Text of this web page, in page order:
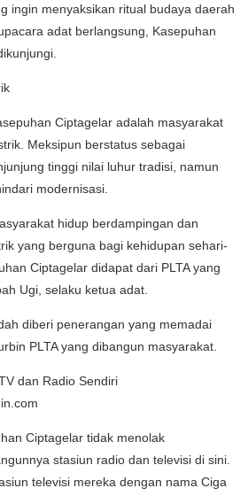
ingin menyaksikan ritual budaya daerah
adat berlangsung, Kasepuhan
Ciptagelar adalah masyarakat
Meksipun berstatus sebagai
tinggi nilai luhur tradisi, namun
modernisasi.
hidup berdampingan dan
yang berguna bagi kehidupan sehari-
Ciptagelar didapat dari PLTA yang
Ugi, selaku ketua adat.
diberi penerangan yang memadai
PLTA yang dibangun masyarakat.
dan Radio Sendiri
Ciptagelar tidak menolak
stasiun radio dan televisi di sini.
televisi mereka dengan nama Ciga